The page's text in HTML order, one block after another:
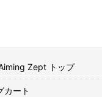
Zept トップ
カート